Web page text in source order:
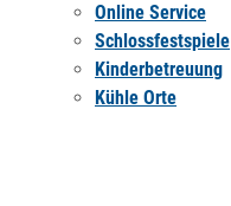
Online Service
Schlossfestspiele
Kinderbetreuung
Kühle Orte